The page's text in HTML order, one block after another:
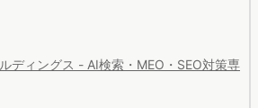
ディングス - AI検索・MEO・SEO対策専